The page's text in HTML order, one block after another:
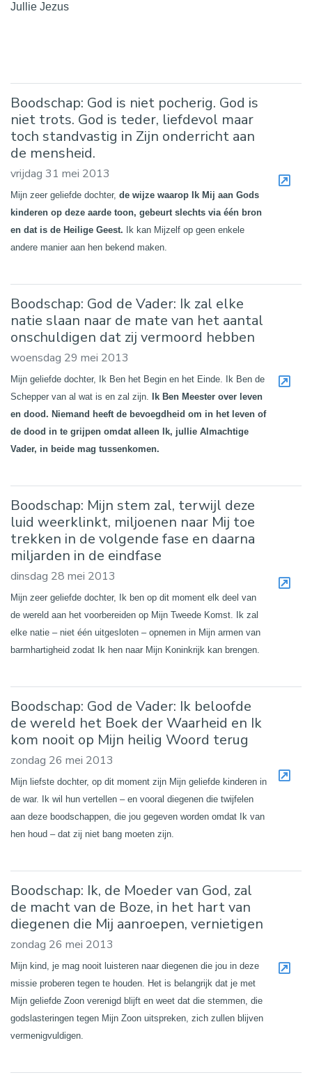
Jullie Jezus
Boodschap: God is niet pocherig. God is
niet trots. God is teder, liefdevol maar
toch standvastig in Zijn onderricht aan
de mensheid.
vrijdag 31 mei 2013
Mijn zeer geliefde dochter, de wijze waarop Ik Mij aan Gods
kinderen op deze aarde toon, gebeurt slechts via één bron
en dat is de Heilige Geest.
Ik kan Mijzelf op geen enkele
andere manier aan hen bekend maken.
Boodschap: God de Vader: Ik zal elke
natie slaan naar de mate van het aantal
onschuldigen dat zij vermoord hebben
woensdag 29 mei 2013
Mijn geliefde dochter, Ik Ben het Begin en het Einde. Ik Ben de
Schepper van al wat is en zal zijn.
Ik Ben Meester over leven
en dood. Niemand heeft de bevoegdheid om in het leven of
de dood in te grijpen omdat alleen Ik, jullie Almachtige
Vader, in beide mag tussenkomen.
Boodschap: Mijn stem zal, terwijl deze
luid weerklinkt, miljoenen naar Mij toe
trekken in de volgende fase en daarna
miljarden in de eindfase
dinsdag 28 mei 2013
Mijn zeer geliefde dochter, Ik ben op dit moment elk deel van
de wereld aan het voorbereiden op Mijn Tweede Komst. Ik zal
elke natie – niet één uitgesloten – opnemen in Mijn armen van
barmhartigheid zodat Ik hen naar Mijn Koninkrijk kan brengen.
Boodschap: God de Vader: Ik beloofde
de wereld het Boek der Waarheid en Ik
kom nooit op Mijn heilig Woord terug
zondag 26 mei 2013
Mijn liefste dochter, op dit moment zijn Mijn geliefde kinderen in
de war. Ik wil hun vertellen – en vooral diegenen die twijfelen
aan deze boodschappen, die jou gegeven worden omdat Ik van
hen houd – dat zij niet bang moeten zijn.
Boodschap: Ik, de Moeder van God, zal
de macht van de Boze, in het hart van
diegenen die Mij aanroepen, vernietigen
zondag 26 mei 2013
Mijn kind, je mag nooit luisteren naar diegenen die jou in deze
missie proberen tegen te houden. Het is belangrijk dat je met
Mijn geliefde Zoon verenigd blijft en weet dat die stemmen, die
godslasteringen tegen Mijn Zoon uitspreken, zich zullen blijven
vermenigvuldigen.